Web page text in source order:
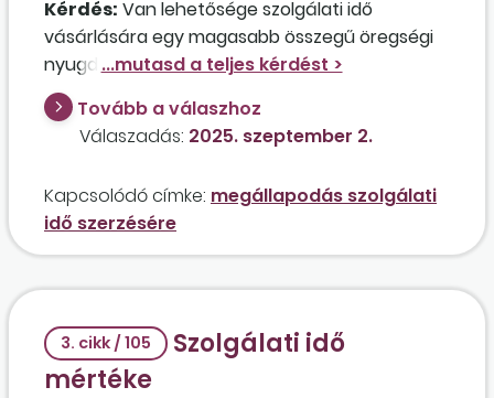
valamilyen alternatív megoldás az ilyen
helyzetek kezelésére, mivel az ilyen
megállapodások kizárólagos célja, hogy a
munkavállalót ne érje hátrány amiatt, hogy
védett korban szűnik meg a munkaviszonya?
a szolgálati idő megvásárlása a Tbj-tv. 48. §-a
alapján?
Kérdés: Van lehetősége szolgálati idő
vásárlására egy magasabb összegű öregségi
nyugdíj érdekében annak a személynek, aki
jelenleg 32 év szolgálati idővel rendelkezik?
Amennyiben igen, hogyan kell elindítani az
eljárást?
Tovább a válaszhoz
Válaszadás: 2025. szeptember 2.
Kapcsolódó címke: megállapodás szolgálati
idő szerzésére
3. cikk / 105
Szolgálati idő
mértéke